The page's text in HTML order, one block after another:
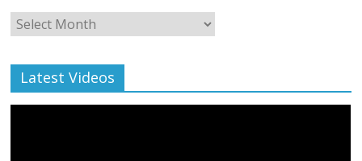
Monthly
Archive
Latest Videos